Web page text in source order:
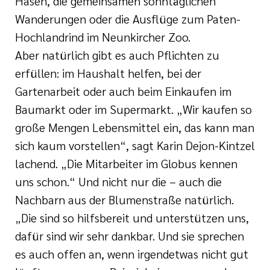
Wanderungen oder die Ausflüge zum Paten-
Hochlandrind im Neunkircher Zoo.
Aber natürlich gibt es auch Pflichten zu
erfüllen: im Haushalt helfen, bei der
Gartenarbeit oder auch beim Einkaufen im
Baumarkt oder im Supermarkt. „Wir kaufen so
große Mengen Lebensmittel ein, das kann man
sich kaum vorstellen“, sagt Karin Dejon-Kintzel
lachend. „Die Mitarbeiter im Globus kennen
uns schon.“ Und nicht nur die – auch die
Nachbarn aus der Blumenstraße natürlich.
„Die sind so hilfsbereit und unterstützen uns,
dafür sind wir sehr dankbar. Und sie sprechen
es auch offen an, wenn irgendetwas nicht gut